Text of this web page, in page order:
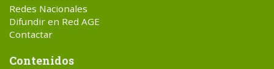
Redes Nacionales
Difundir en Red AGE
Contactar
Contenidos